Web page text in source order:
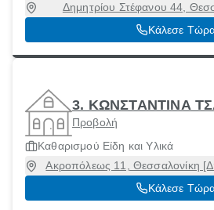
Δημητρίου Στέφανου 44,
Θεσσαλονίκη,
Κάλεσε
3. ΚΩΝΣΤΑΝΤΙΝΑ
Προβολή
Καθαρισμού Είδη και Υλικά
Ακροπόλεως 11, Θεσσαλονίκη
54634
Κάλεσε